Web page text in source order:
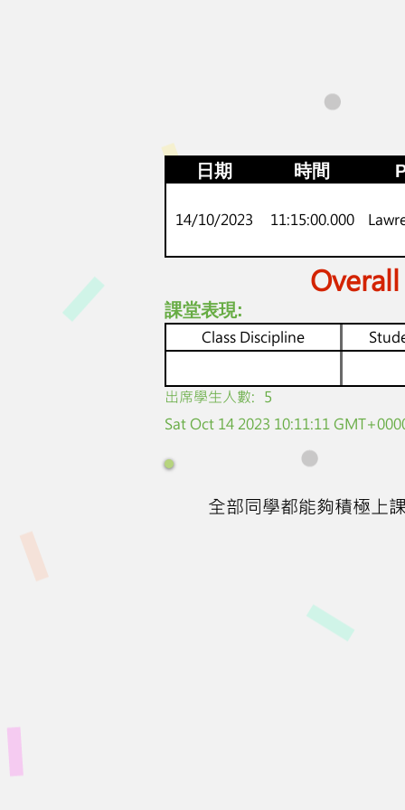
日期 時間
14/10/2023 11:15:00.000
課堂表現:
Class Discipline
​出席學生人數: 5
Sat Oct 14 2023 10:11:11
全部同學都能夠積極上